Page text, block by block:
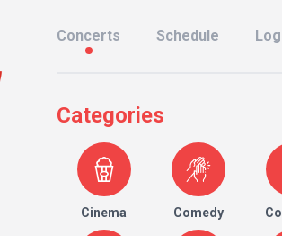
Concerts Schedule
Categories
Cinema Comedy